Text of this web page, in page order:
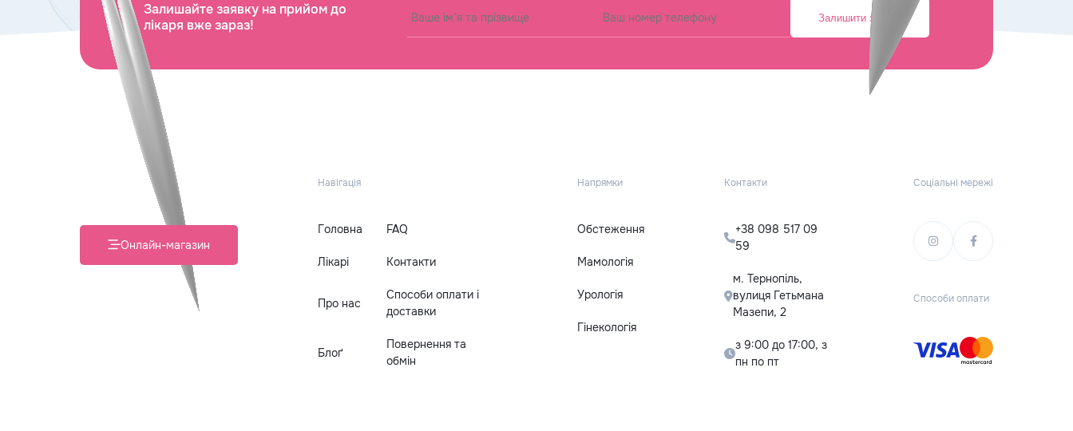
Залишайте заявку на прийом до
лікаря вже зараз!
Онлайн-магазин
Навігація
Головна FAQ
Лікарі Контакти
Про нас
Способи оплати і
доставки
Блоґ
Повернення та
обмін
Напрямки
Обстеження
Мамологія
Урологія
Гінекологія
Контакти
+38 098 517 09
59
м. Тернопіль,
вулиця Гетьмана
Мазепи, 2
з 9:00 до 17:00, з
пн по пт
Соціальні мережі
Способи оплати